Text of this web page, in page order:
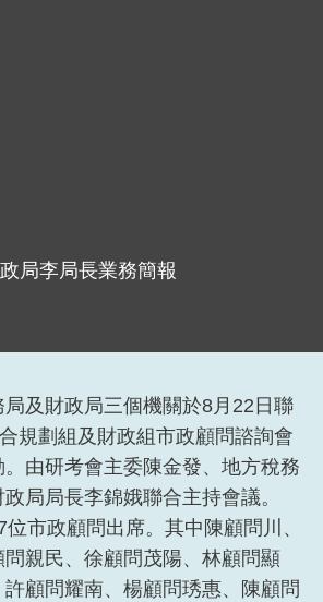
局李局長業務簡報
及財政局三個機關於8月22日聯
規劃組及財政組市政顧問諮詢會
由研考會主委陳金發、地方稅務
局局長李錦娥聯合主持會議。
市政顧問出席。其中陳顧問川、
親民、徐顧問茂陽、林顧問顯
顧問耀南、楊顧問琇惠、陳顧問